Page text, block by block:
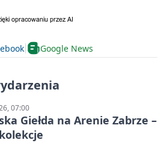
Google News
07:00
Giełda na Arenie Zabrze –